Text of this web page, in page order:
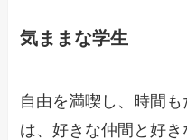
気ままな学生
自由を満喫し、時間
は、好きな仲間と好